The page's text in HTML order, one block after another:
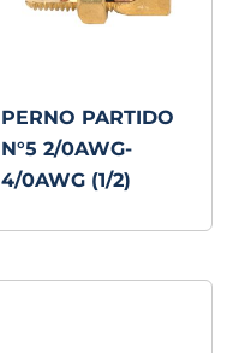
PERNO PARTIDO
N°5 2/0AWG-
4/0AWG (1/2)